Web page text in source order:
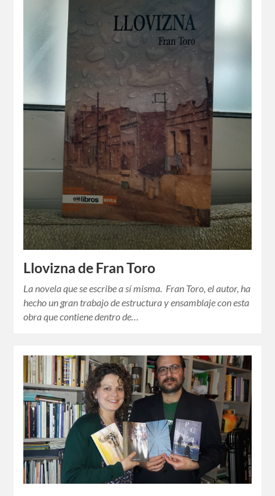
Llovizna de Fran Toro
La novela que se escribe a sí misma. Fran Toro, el autor, ha
hecho un gran trabajo de estructura y ensamblaje con esta
obra que contiene dentro de…